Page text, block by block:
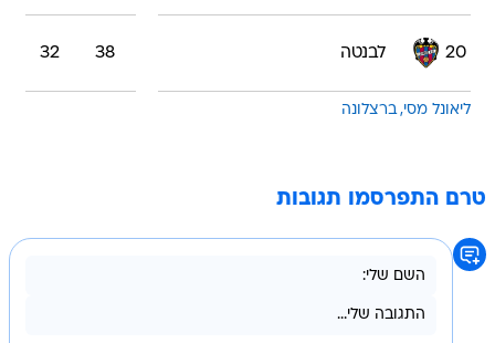
20 לבנטה 38
32
ליאונל מסי ברצלונה
טרם התפרסמו תגובות